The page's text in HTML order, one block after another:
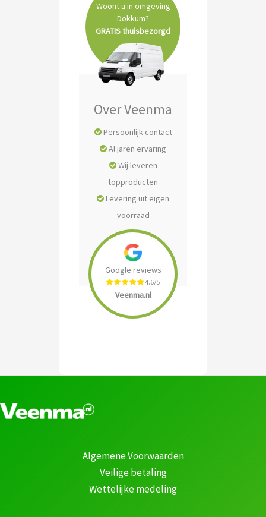
Woont u in omgeving
Dokkum?
GRATIS thuisbezorgd
Over Veenma
Persoonlijk contact
Al jaren ervaring
Wij leveren
topproducten
Levering uit eigen
voorraad
Google reviews
4.6/5
Veenma.nl
Algemene Voorwaarden
Veilige betaling
Wettelijke medeling